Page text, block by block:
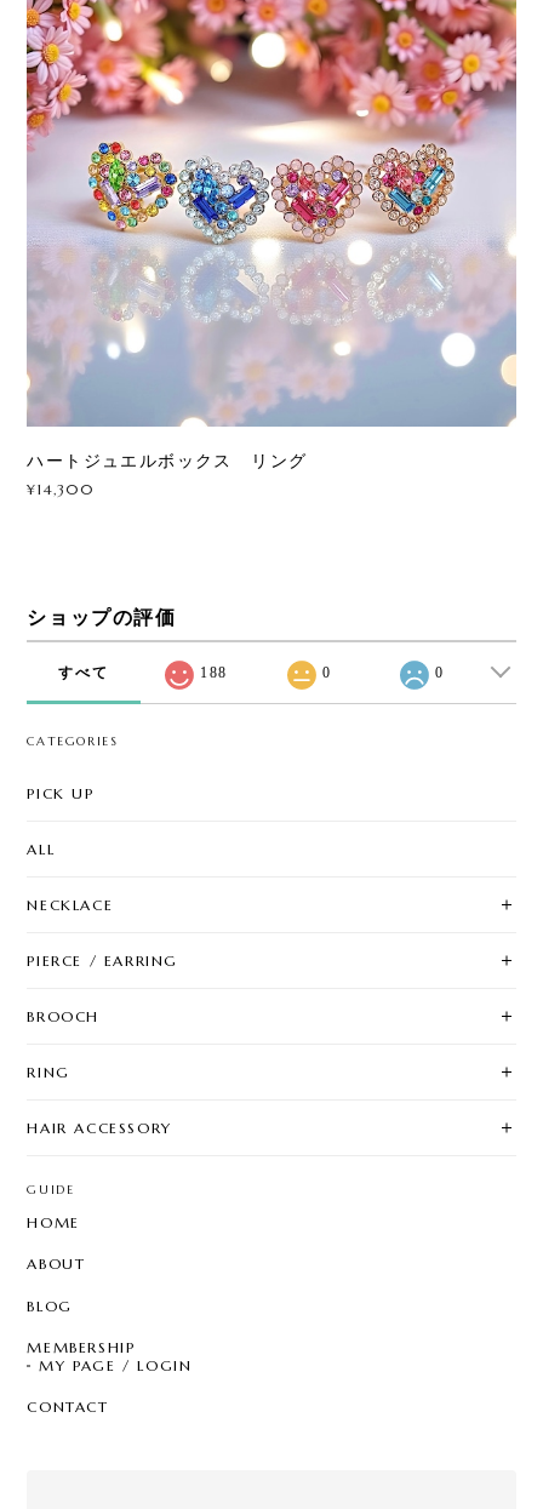
ハートジュエルボックス リング
¥14,300
ショップの評価
すべて 188 0 0
CATEGORIES
PICK UP
ALL
NECKLACE
PIERCE / EARRING
BROOCH
RING
HAIR ACCESSORY
GUIDE
HOME
ABOUT
BLOG
MEMBERSHIP
MY PAGE / LOGIN
CONTACT